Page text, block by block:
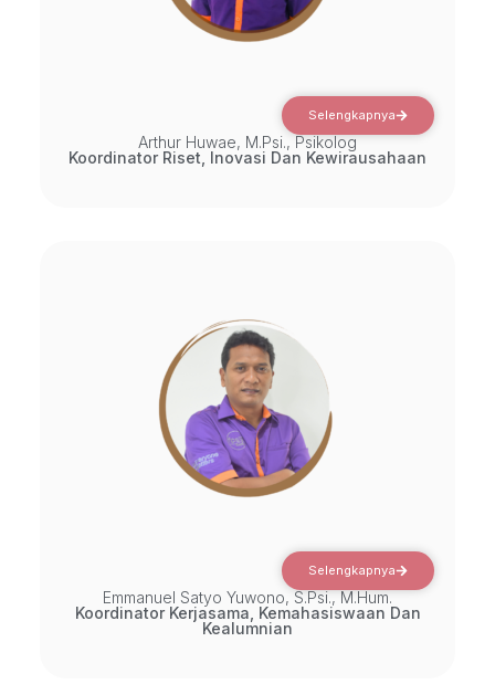
Selengkapnya
Arthur Huwae, M.Psi., Psikolog
Koordinator Riset, Inovasi Dan Kewirausahaan
Selengkapnya
Emmanuel Satyo Yuwono, S.Psi., M.Hum.
Koordinator Kerjasama, Kemahasiswaan Dan
Kealumnian